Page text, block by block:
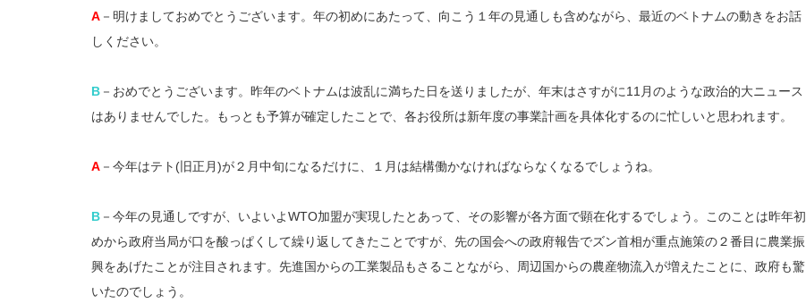
A －明けましておめでとうございます。年の初めにあたって、向こう１年の見通しも含めながら、最近のベトナムの動きをお話
しください。
B －おめでとうございます。昨年のベトナムは波乱に満ちた日を送りましたが、年末はさすがに11月のような政治的大ニュース
はありませんでした。もっとも予算が確定したことで、各お役所は新年度の事業計画を具体化するのに忙しいと思われます。
A －今年はテト(旧正月)が２月中旬になるだけに、１月は結構働かなければならなくなるでしょうね。
B －今年の見通しですが、いよいよWTO加盟が実現したとあって、その影響が各方面で顕在化するでしょう。このことは昨年初
めから政府当局が口を酸っぱくして繰り返してきたことですが、先の国会への政府報告でズン首相が重点施策の２番目に農業振
興をあげたことが注目されます。先進国からの工業製品もさることながら、周辺国からの農産物流入が増えたことに、政府も驚
いたのでしょう。